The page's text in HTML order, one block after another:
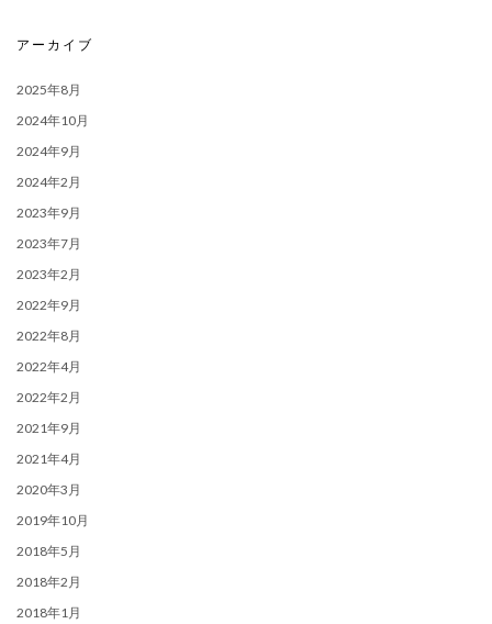
アーカイブ
2025年8月
2024年10月
2024年9月
2024年2月
2023年9月
2023年7月
2023年2月
2022年9月
2022年8月
2022年4月
2022年2月
2021年9月
2021年4月
2020年3月
2019年10月
2018年5月
2018年2月
2018年1月